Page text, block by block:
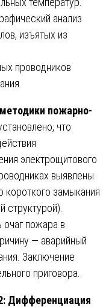
анализ
изъятых из
проводников
методики пожарно-
что
электрощитового
выявлены
короткого замыкания
структурой).
очаг пожара в
— аварийный
Заключение
приговора.
Дифференциация